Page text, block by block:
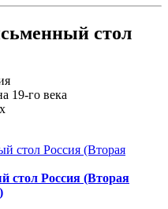
стол
19-го века
стол Россия (Вторая